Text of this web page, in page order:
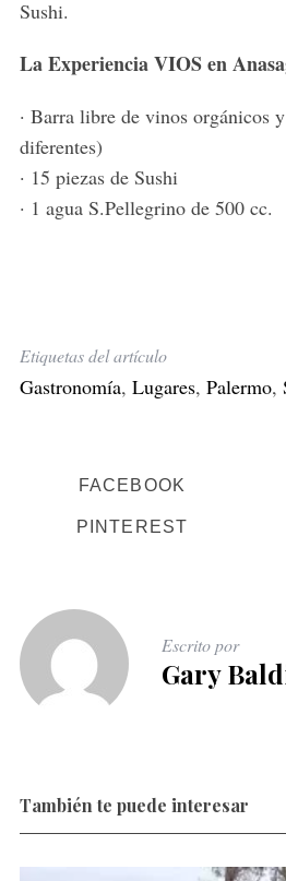
Sushi.
La Experiencia VIOS en
· Barra libre de vinos orgánicos
diferentes)
· 15 piezas de Sushi
· 1 agua S.Pellegrino de 500 cc.
Etiquetas del artículo
Gastronomía, Lugares, Palermo,
FACEBOOK
PINTEREST
Escrito por
Gary
También te puede interesar